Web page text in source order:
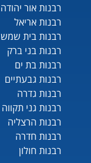
רבנות אור יהודה
רבנות אריאל
רבנות בית שמש
רבנות בני ברק
רבנות בת ים
רבנות גבעתיים
רבנות גדרה
רבנות גני תקווה
רבנות הרצליה
רבנות חדרה
רבנות חולון